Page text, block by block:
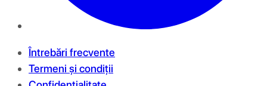
Întrebări frecvente
Termeni și condiții